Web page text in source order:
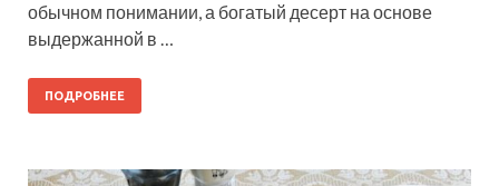
обычном понимании, а богатый десерт на основе
выдержанной в …
ПОДРОБНЕЕ